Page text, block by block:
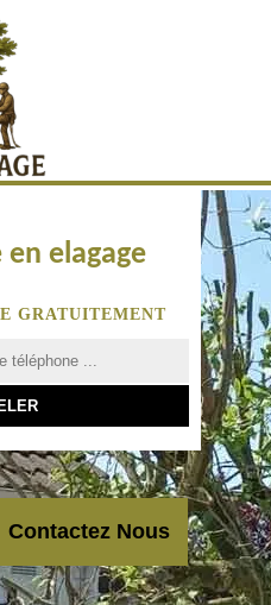
en elagage
GRATUITEMENT
Contactez Nous